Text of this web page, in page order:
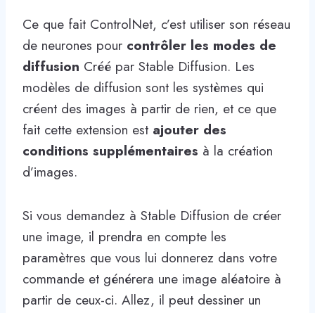
Ce que fait ControlNet, c’est utiliser son réseau
de neurones pour contrôler les modes de
diffusion Créé par Stable Diffusion. Les
modèles de diffusion sont les systèmes qui
créent des images à partir de rien, et ce que
fait cette extension est ajouter des
conditions supplémentaires à la création
d’images.
Si vous demandez à Stable Diffusion de créer
une image, il prendra en compte les
paramètres que vous lui donnerez dans votre
commande et générera une image aléatoire à
partir de ceux-ci. Allez, il peut dessiner un